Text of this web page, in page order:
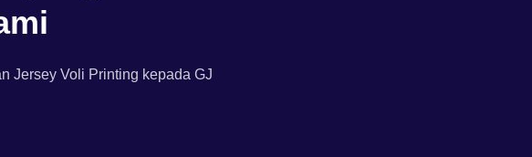
Jersey Voli Printing kepada GJ